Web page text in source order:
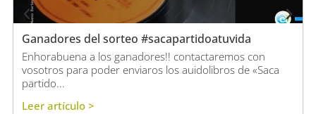
Ganadores del sorteo #sacapartidoatuvida
Enhorabuena a los ganadores!! contactaremos con
vosotros para poder enviaros los auidolibros de «Saca
partido...
Leer artículo >